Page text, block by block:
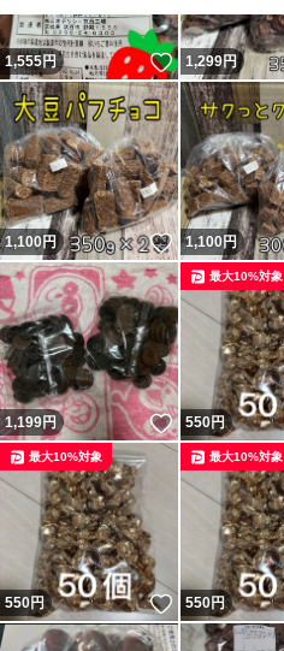
1,555円 いいね！
1,299円
1,100円 いいね！
1,100円
1,199円 いいね！
550円
最大10%対象
550円 いいね！
最大10%対象
550円
最大10%対象